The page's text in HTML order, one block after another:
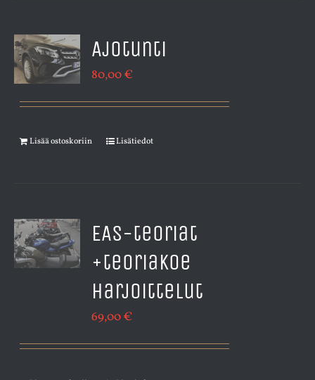
Ajotunti
80,00€
Lisää ostoskoriin Lisätiedot
EAS-teoriat
+teoriakoe
harjoittelut
69,00€